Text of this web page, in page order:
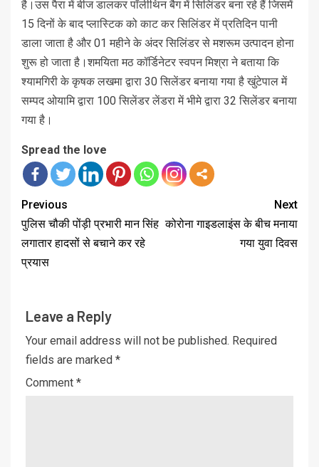
है।उस पैरा में बीज डालकर पॉलीथिन बैग में सिलिंडर बना रहे हैं जिसमें
15 दिनों के बाद प्लास्टिक को काट कर सिलिंडर में प्रतिदिन पानी
डाला जाता है और 01 महीने के अंदर सिलिंडर से मशरूम उत्पादन होना
शुरू हो जाता है।शमयिता मठ कॉर्डिनेटर स्वपन मिश्रा ने बताया कि
श्यामगिरी के कृषक लखमा द्वारा 30 सिलेंडर बनाया गया है खुंटेपाल में
सम्पद ओयामि द्वारा 100 सिलेंडर लेंडरा में भीमे द्वारा 32 सिलेंडर बनाया
गया है।
Spread the love
Previous
पुलिस चौकी पोंड़ी प्रभारी मान सिंह
लगातार हादसों से बचाने कर रहे
प्रयास
Next
कोरोना गाइडलाइंस के बीच मनाया
गया युवा दिवस
Leave a Reply
Your email address will not be published. Required
fields are marked *
Comment *